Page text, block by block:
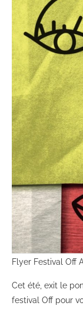
Flyer Festival Off
Cet été, exit le
festival Off pour